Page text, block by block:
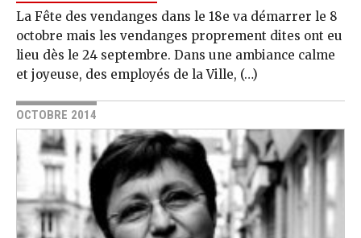
La Fête des vendanges dans le 18e va démarrer le 8
octobre mais les vendanges proprement dites ont eu
lieu dès le 24 septembre. Dans une ambiance calme
et joyeuse, des employés de la Ville, (…)
OCTOBRE 2014